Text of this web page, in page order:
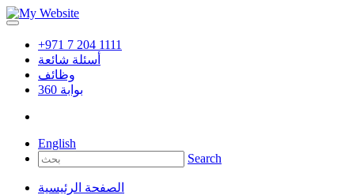
+971 7 204 1111
أسئلة شائعة
وظائف
360 بوابة
English
Search
الصفحة الرئيسية